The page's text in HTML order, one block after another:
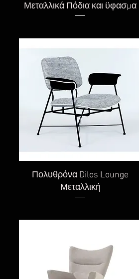
Μεταλλικά Πόδια και ϋφασμα
Γρήγορη προβολή
Πολυθρόνα Dilos Lounge
Μεταλλική